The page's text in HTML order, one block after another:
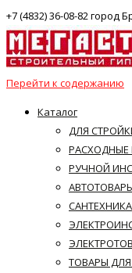
+7 (4832) 36-08-82 город
Перейти к содержанию
Каталог
ДЛЯ
РАСХОДНЫЕ
РУЧНОЙ
САНТЕХНИКА
ТОВАРЫ